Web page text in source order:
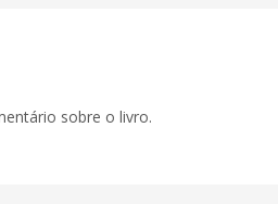
sobre o livro.